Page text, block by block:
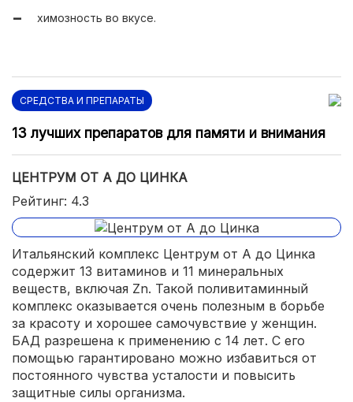
химозность во вкусе.
СРЕДСТВА И ПРЕПАРАТЫ
13 лучших препаратов для памяти и внимания
ЦЕНТРУМ ОТ A ДО ЦИНКА
Рейтинг: 4.3
Итальянский комплекс Центрум от А до Цинка
содержит 13 витаминов и 11 минеральных
веществ, включая Zn. Такой поливитаминный
комплекс оказывается очень полезным в борьбе
за красоту и хорошее самочувствие у женщин.
БАД разрешена к применению с 14 лет. С его
помощью гарантировано можно избавиться от
постоянного чувства усталости и повысить
защитные силы организма.